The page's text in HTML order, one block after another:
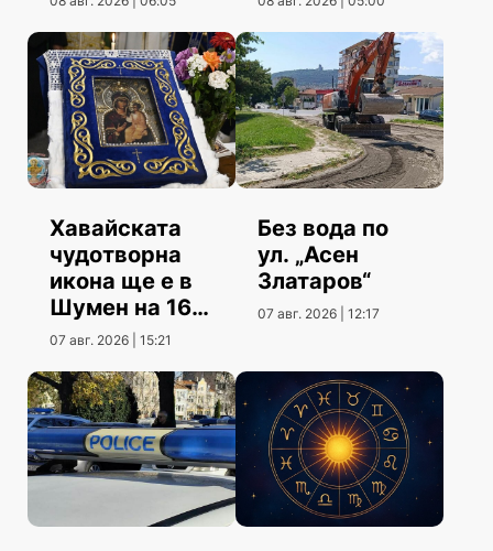
Хавайската
чудотворна
икона ще е в
Шумен на 16
август
07 авг. 2026 | 15:21
Без вода по
ул. „Асен
Златаров“
07 авг. 2026 | 12:17